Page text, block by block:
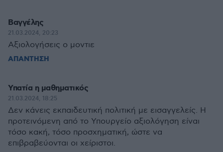
Βαγγέλης
21.03.2024, 20:23
Αξιολογήσεις ο μοντιε
ΑΠΑΝΤΗΣΗ
Υπατία η μαθηματικός
21.03.2024, 18:25
Δεν κάνεις εκπαιδευτική πολιτική με εισαγγελείς. Η
προτεινόμενη από το Υπουργείο αξιολόγηση είναι
τόσο κακή, τόσο προσχηματική, ώστε να
επιβραβεύονται οι χείριστοι.